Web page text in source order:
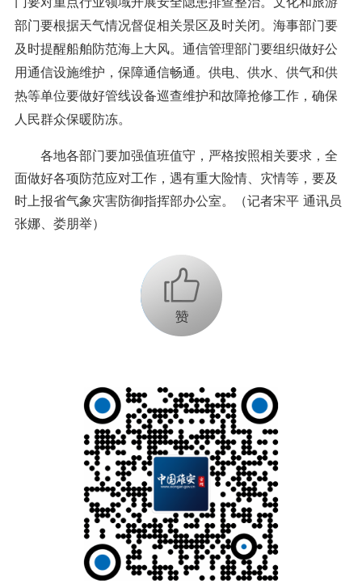
部门要根据天气情况督促相关景区及时关闭。海事部门要
及时提醒船舶防范海上大风。通信管理部门要组织做好公
用通信设施维护，保障通信畅通。供电、供水、供气和供
热等单位要做好管线设备巡查维护和故障抢修工作，确保
人民群众保暖防冻。
各地各部门要加强值班值守，严格按照相关要求，全
面做好各项防范应对工作，遇有重大险情、灾情等，要及
时上报省气象灾害防御指挥部办公室。（记者宋平 通讯员
张娜、娄朋举）
+1